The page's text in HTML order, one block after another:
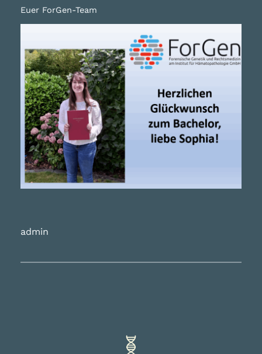
Euer ForGen-Team
admin